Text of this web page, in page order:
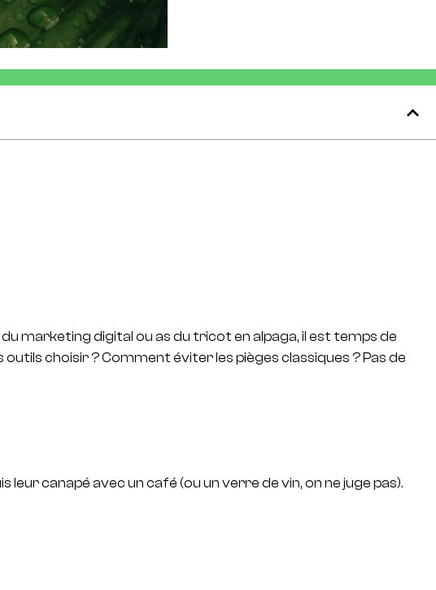
marketing digital ou as du tricot en alpaga, il est temps de
choisir ? Comment éviter les pièges classiques ? Pas de
canapé avec un café (ou un verre de vin, on ne juge pas).